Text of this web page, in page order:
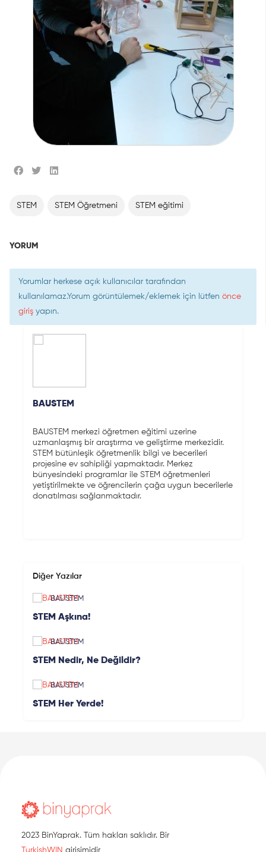
STEM STEM Öğretmeni STEM eğitimi
YORUM
Yorumlar herkese açık kullanıcılar tarafından
kullanılamaz.Yorum görüntülemek/eklemek için lütfen önce
giriş yapın.
BAUSTEM
BAUSTEM merkezi öğretmen eğitimi uzerine
uzmanlaşmış bir araştırma ve geliştirme merkezidir.
STEM bütünleşik öğretmenlik bilgi ve becerileri
projesine ev sahipliği yapmaktadır. Merkez
bünyesindeki programlar ile STEM öğretmenleri
yetiştirilmekte ve öğrencilerin çağa uygun becerilerle
donatılması sağlanmaktadır.
Diğer Yazılar
BAUSTEM
STEM Aşkına!
BAUSTEM
STEM Nedir, Ne Değildir?
BAUSTEM
STEM Her Yerde!
2023 BinYaprak. Tüm hakları saklıdır. Bir
TurkishWIN girişimidir